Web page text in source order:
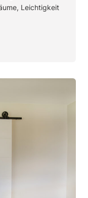
Leichtigkeit